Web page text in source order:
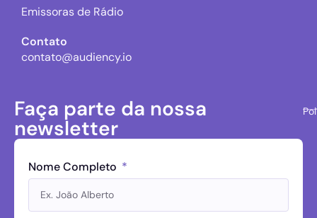
Emissoras de Rádio
Contato
contato@audiency.io
Faça parte da nossa
newsletter
Nome Completo